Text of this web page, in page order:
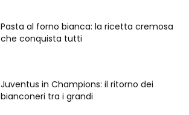
Pasta al forno bianca: la ricetta cremosa
che conquista tutti
Juventus in Champions: il ritorno dei
bianconeri tra i grandi